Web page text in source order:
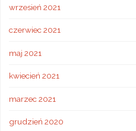
wrzesień 2021
czerwiec 2021
maj 2021
kwiecień 2021
marzec 2021
grudzień 2020